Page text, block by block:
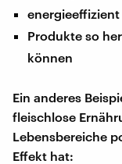
Produkte so
können
Ein anderes
fleischlose
Lebensbereiche
Effekt hat: